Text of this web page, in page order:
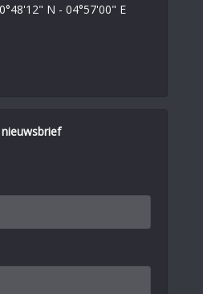
N - 04°57'00" E